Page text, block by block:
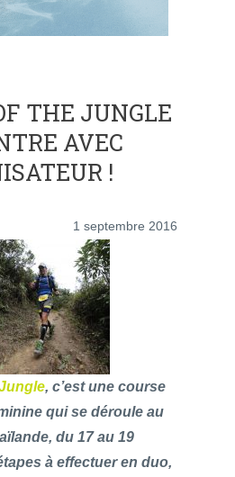
THE JUNGLE
AVEC
!
1 septembre 2016
, c’est une course
qui se déroule au
du 17 au 19
à effectuer en duo,